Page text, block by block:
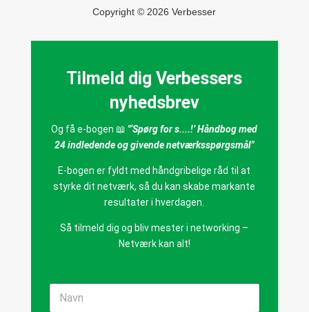
Copyright © 2026 Verbesser
Tilmeld dig Verbessers
nyhedsbrev
Og få e-bogen 📖 "‘Spørg for s....!’ Håndbog med
24 indledende og givende netværksspørgsmål"
E-bogen er fyldt med håndgribelige råd til at
styrke dit netværk, så du kan skabe markante
resultater i hverdagen.
Så tilmeld dig og bliv mester i networking –
Netværk kan alt!
N